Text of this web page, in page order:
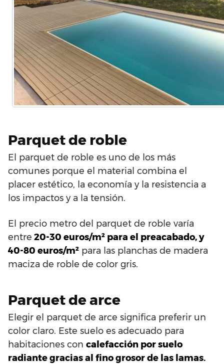
Parquet de roble
El parquet de roble es uno de los más
comunes porque el material combina el
placer estético, la economía y la resistencia a
los impactos y a la tensión.
El precio metro del parquet de roble varía
entre 20-30 euros/m² para el preacabado, y
40-80 euros/m² para las planchas de madera
maciza de roble de color gris.
Parquet de arce
Elegir el parquet de arce significa preferir un
color claro. Este suelo es adecuado para
habitaciones con calefacción por suelo
radiante gracias al fino grosor de las lamas.